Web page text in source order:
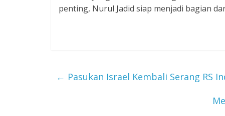
penting, Nurul Jadid siap menjadi bagian
← Pasukan Israel Kembali Serang RS